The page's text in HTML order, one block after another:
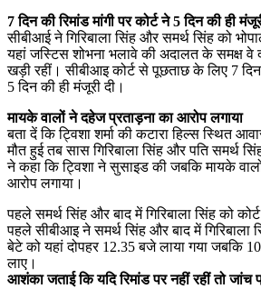
7 दिन की रिमांड मांगी पर कोर्ट ने 5 दिन की ही
सीबीआई ने गिरिबाला सिंह और समर्थ सिंह को
यहां जस्टिस शोभना भलावे की अदालत के समक्ष वे
खड़ी रहीं। सीबीआइ कोर्ट से पूछताछ के लिए 7 दिन
5 दिन की ही मंजूरी दी।
मायके वालों ने दहेज प्रताड़ना का आरोप लगाया
बता दें कि ट्विशा शर्मा की कटारा हिल्स स्थित
मौत हुई तब सास गिरिबाला सिंह और पति समर्थ
ने कहा कि ट्विशा ने सुसाइड की जबकि मायके
आरोप लगाया।
पहले समर्थ सिंह और बाद में गिरिबाला सिंह को
पहले सीबीआइ ने समर्थ सिंह और बाद में गिरिबाला
बेटे को यहां दोपहर 12.35 बजे लाया गया जबकि
लाए।
आशंका जताई कि यदि रिमांड पर नहीं रहीं तो जांच